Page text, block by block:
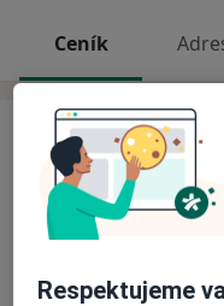
Ceník
Ceník
Informace o
Tento specialista
Respektujeme